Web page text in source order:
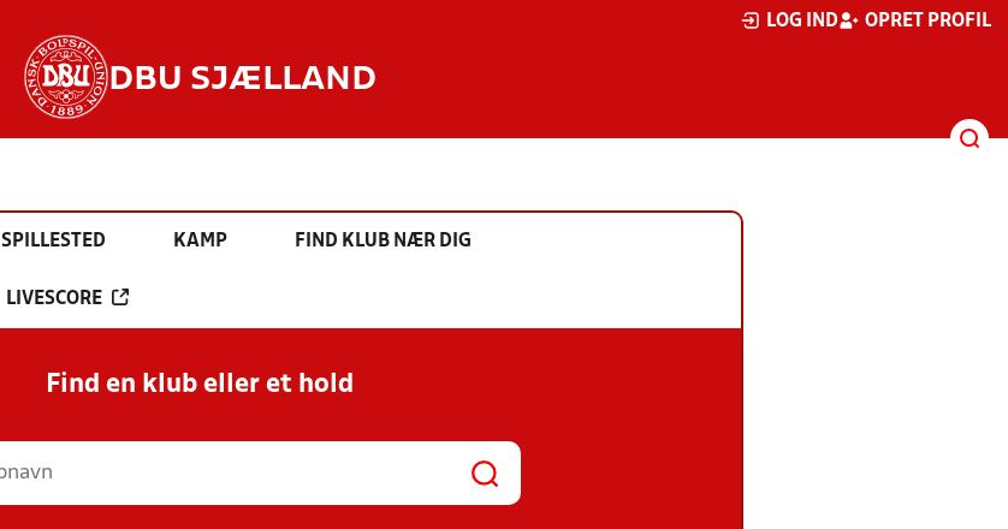
LOG IND OPRET PROFIL
DBU SJÆLLAND
SPILLESTED KAMP FIND KLUB NÆR DIG
LIVESCORE
Find en klub eller et hold